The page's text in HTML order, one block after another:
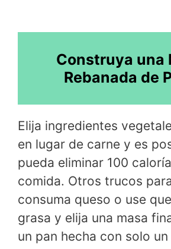
Construya una
Rebanada de
Elija ingredientes
en lugar de carne y es
pueda eliminar 100
comida. Otros trucos
consuma queso o use
grasa y elija una masa
un pan hecha con solo